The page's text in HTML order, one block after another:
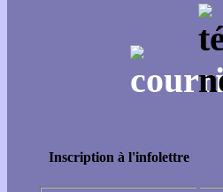
Inscription à l'infolettre